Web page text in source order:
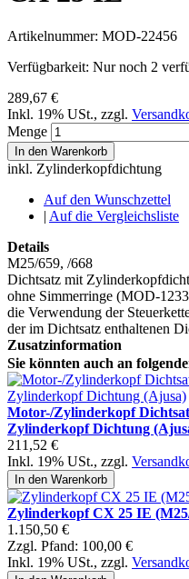
Artikelnummer: MOD-22456
Verfügbarkeit: Nur noch 2
289,67 €
Inkl. 19% USt., zzgl.
Menge
In den Warenkorb
inkl. Zylinderkopfdichtung
Auf den Wunschzettel
| Auf die Vergleichsliste
Details
M25/659, /668
Dichtsatz mit
ohne Simmerringe (MOD-
die Verwendung der
der im Dichtsatz enthaltenen
Zusatzinformation
Sie könnten auch an
Motor-/Zylinderkopf
Zylinderkopf Dichtung
211,52 €
Inkl. 19% USt., zzgl.
In den Warenkorb
Zylinderkopf CX 25 IE
1.150,50 €
Zzgl. Pfand: 100,00 €
Inkl. 19% USt., zzgl.